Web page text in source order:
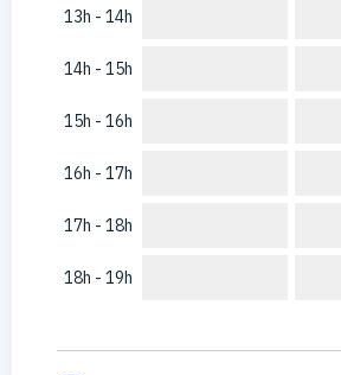
13h - 14h
14h - 15h
15h - 16h
16h - 17h
17h - 18h
18h - 19h